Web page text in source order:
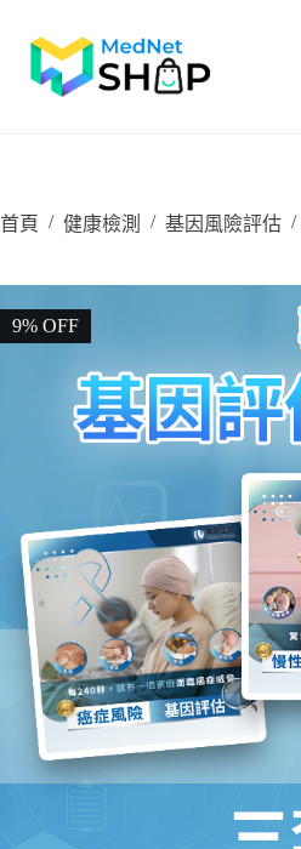
首頁 / 健康檢測 / 基因風險評估 /
9% OFF